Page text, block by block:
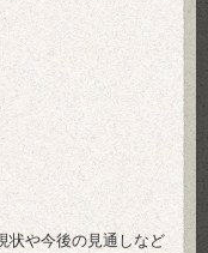
状や今後の見通しなど